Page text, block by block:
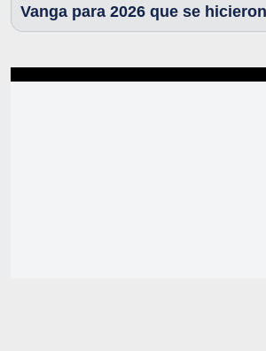
Vanga para 2026 que se